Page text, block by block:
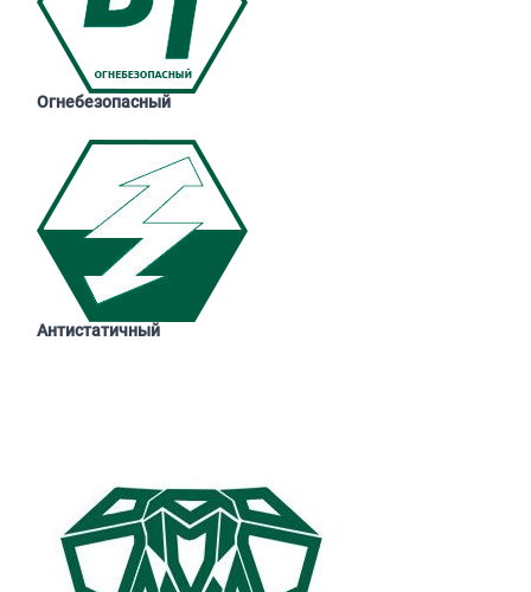
Огнебезопасный
Антистатичный